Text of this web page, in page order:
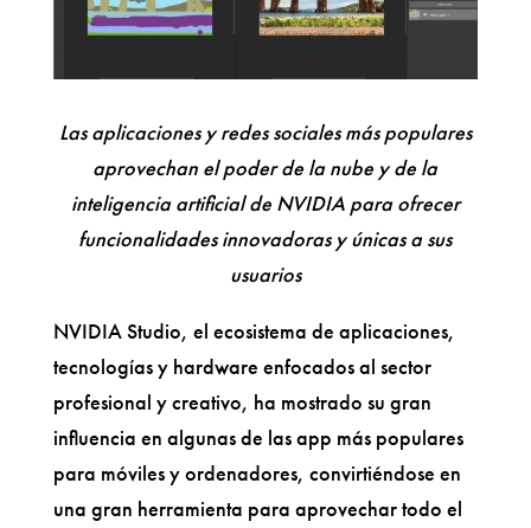
Las aplicaciones y redes sociales más populares
aprovechan el poder de la nube y de la
inteligencia artificial de NVIDIA para ofrecer
funcionalidades innovadoras y únicas a sus
usuarios
NVIDIA Studio, el ecosistema de aplicaciones,
tecnologías y hardware enfocados al sector
profesional y creativo, ha mostrado su gran
influencia en algunas de las app más populares
para móviles y ordenadores, convirtiéndose en
una gran herramienta para aprovechar todo el